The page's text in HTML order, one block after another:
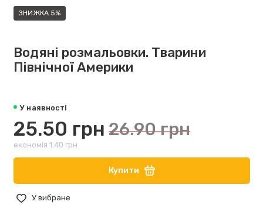
ЗНИЖКА 5%
Водяні розмальовки. Тварини
Північної Америки
У наявності
25.50 грн 26.90 грн
економія 1.40 грн
Купити
У вибране